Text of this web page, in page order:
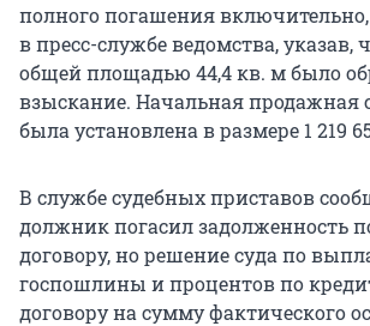
полного погашения
в пресс-службе ведомства, указав,
общей площадью 44,4 кв. м было
взыскание. Начальная продажная
была установлена в размере 1 219
В службе судебных приставов
должник погасил задолженность
договору, но решение суда по
госпошлины и процентов по
договору на сумму фактического